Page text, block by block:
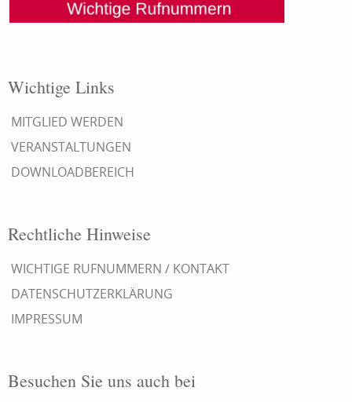
Wichtige Links
MITGLIED WERDEN
VERANSTALTUNGEN
DOWNLOADBEREICH
Rechtliche Hinweise
WICHTIGE RUFNUMMERN / KONTAKT
DATENSCHUTZERKLÄRUNG
IMPRESSUM
Besuchen Sie uns auch bei